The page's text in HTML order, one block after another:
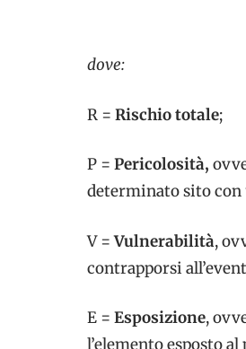
dove:
R = Rischio totale;
P = Pericolosità,
determinato sito
V =Vulnerabilità,
contrapporsi
E = Esposizione,
l’elemento esposto